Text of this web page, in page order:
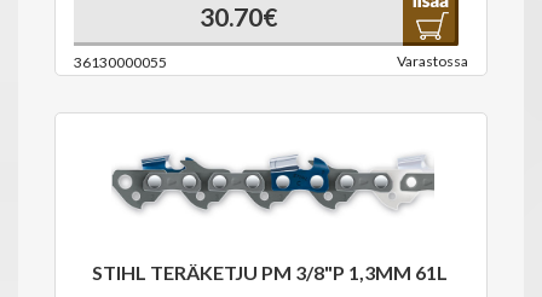
30.70€
36130000055 Varastossa
STIHL TERÄKETJU PM 3/8"P 1,3MM 61L